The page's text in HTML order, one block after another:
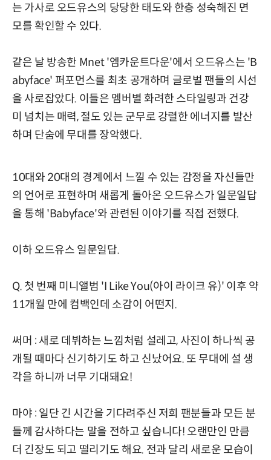
는 가사로 오드유스의 당당한 태도와 한층 성숙해진 면
모를 확인할 수 있다.
같은 날 방송한 Mnet '엠카운트다운'에서 오드유스는 'B
abyface' 퍼포먼스를 최초 공개하며 글로벌 팬들의 시선
을 사로잡았다. 이들은 멤버별 화려한 스타일링과 건강
미 넘치는 매력, 절도 있는 군무로 강렬한 에너지를 발산
하며 단숨에 무대를 장악했다.
10대와 20대의 경계에서 느낄 수 있는 감정을 자신들만
의 언어로 표현하며 새롭게 돌아온 오드유스가 일문일답
을 통해 'Babyface'와 관련된 이야기를 직접 전했다.
이하 오드유스 일문일답.
Q. 첫 번째 미니앨범 'I Like You(아이 라이크 유)' 이후 약
11개월 만에 컴백인데 소감이 어떤지.
써머 : 새로 데뷔하는 느낌처럼 설레고, 사진이 하나씩 공
개될 때마다 신기하기도 하고 신났어요. 또 무대에 설 생
각을 하니까 너무 기대돼요!
마야 : 일단 긴 시간을 기다려주신 저희 팬분들과 모든 분
들께 감사하다는 말을 전하고 싶습니다! 오랜만인 만큼
더 긴장도 되고 떨리기도 해요. 전과 달리 새로운 모습이